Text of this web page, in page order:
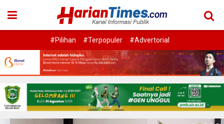
#Pilihan #Terpopuler #Advertorial